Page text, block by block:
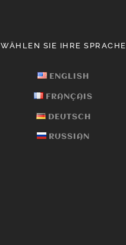
WÄHLEN SIE IHRE SPRACHE
ENGLISH
FRANÇAIS
DEUTSCH
RUSSIAN